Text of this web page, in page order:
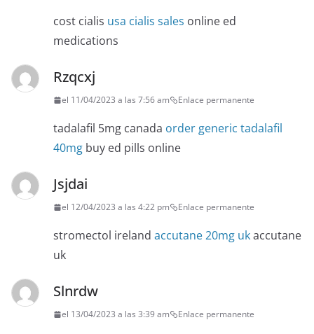
cost cialis usa cialis sales online ed
medications
Rzqcxj
el 11/04/2023 a las 7:56 am Enlace permanente
tadalafil 5mg canada order generic tadalafil
40mg buy ed pills online
Jsjdai
el 12/04/2023 a las 4:22 pm Enlace permanente
stromectol ireland accutane 20mg ukaccutane
uk
Slnrdw
el 13/04/2023 a las 3:39 am Enlace permanente